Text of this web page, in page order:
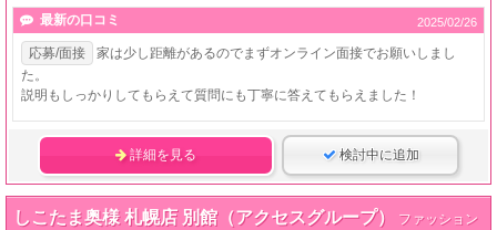
最新の口コミ 2025/02/26
応募/面接
家は少し距離があるのでまずオンライン面接でお願いしまし
た。
説明もしっかりしてもらえて質問にも丁寧に答えてもらえました！
詳細を見る 検討中に追加
しこたま奥様 札幌店 別館（アクセスグループ）
ファッション